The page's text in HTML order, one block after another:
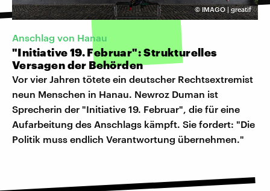
©IMAGO | greatif
Anschlag von Hanau
"Initiative 19. Februar": Strukturelles
Versagen der Behörden
Vor vier Jahren tötete ein deutscher Rechtsextremist
neun Menschen in Hanau. Newroz Duman ist
Sprecherin der "Initiative 19. Februar", die für eine
Aufarbeitung des Anschlags kämpft. Sie fordert: "Die
Politik muss endlich Verantwortung übernehmen."